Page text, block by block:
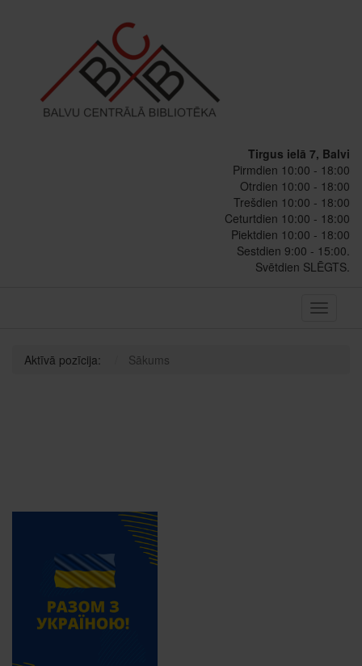
Tirgus ielā 7, Balvi
Pirmdien 10:00 - 18:00
Otrdien 10:00 - 18:00
Trešdien 10:00 - 18:00
Ceturtdien 10:00 - 18:00
Piektdien 10:00 - 18:00
Sestdien 9:00 - 15:00.
Svētdien SLĒGTS.
Toggle
Aktīvā pozīcija: Sākums